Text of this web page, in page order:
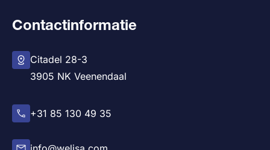
Contactinformatie
Citadel 28-3
3905 NK Veenendaal
+31 85 130 49 35